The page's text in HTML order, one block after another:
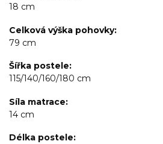
18 cm
Celková výška pohovky
79 cm
Šířka postele
115/140/160/180 cm
Síla matrace
14 cm
Délka postele